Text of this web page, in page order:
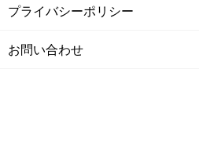
プライバシーポリシー
お問い合わせ